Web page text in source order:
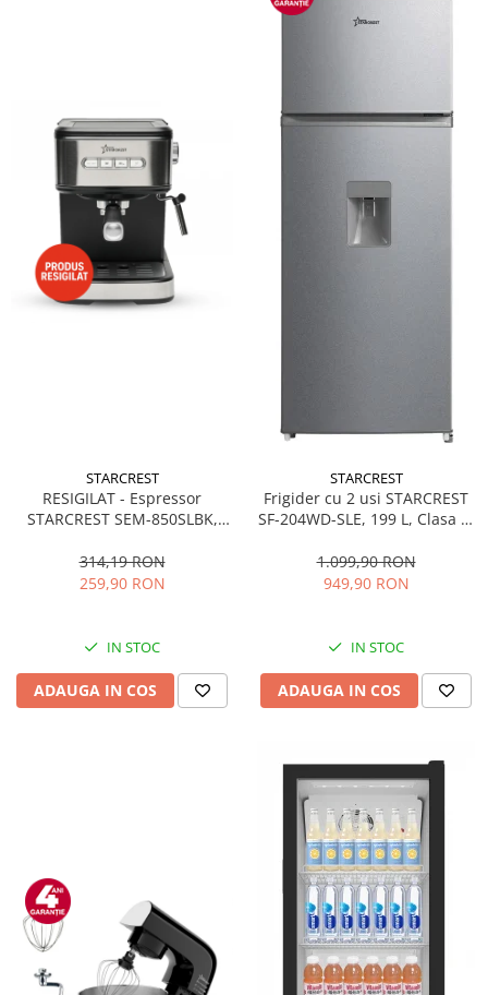
STARCREST
RESIGILAT - Espressor
STARCREST SEM-850SLBK,
detasabil 1.5L, dispozitiv
spumare, filtru dublu din
314,19 RON
259,90 RON
IN STOC
ADAUGA IN COS
STARCREST
Frigider cu 2 usi STARCREST
SF-204WD-SLE, 199 L, Clasa E,
Termostat Ajustabil, Usi
reversibile, H 143 cm, Argintiu
1.099,90 RON
949,90 RON
IN STOC
ADAUGA IN COS